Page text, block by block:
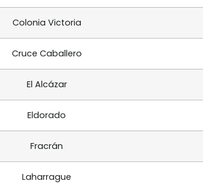
Colonia Victoria
Cruce Caballero
El Alcázar
Eldorado
Fracrán
Laharrague